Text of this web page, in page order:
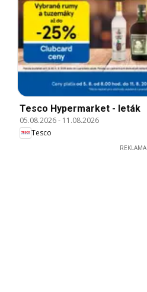
Tesco Hypermarket - leták
05.08.2026- 11.08.2026
Tesco
REKLAMA